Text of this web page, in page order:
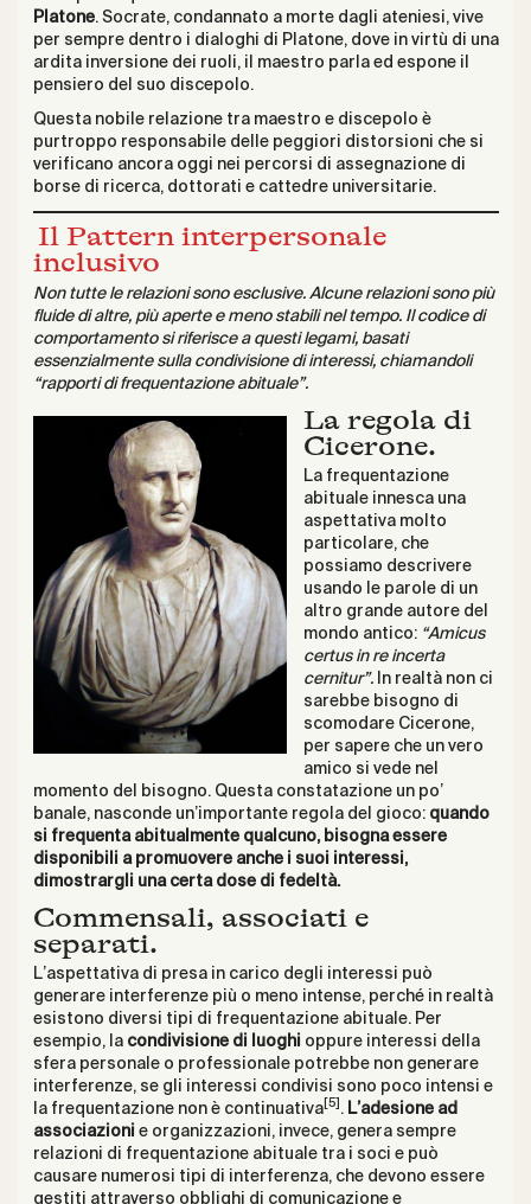
Platone. Socrate, condannato a morte dagli ateniesi, vive
per sempre dentro i dialoghi di Platone, dove in virtù di una
ardita inversione dei ruoli, il maestro parla ed espone il
pensiero del suo discepolo.
Questa nobile relazione tra maestro e discepolo è
purtroppo responsabile delle peggiori distorsioni che si
verificano ancora oggi nei percorsi di assegnazione di
borse di ricerca, dottorati e cattedre universitarie.
Il Pattern interpersonale
inclusivo
Non tutte le relazioni sono esclusive. Alcune relazioni sono più
fluide di altre, più aperte e meno stabili nel tempo. Il codice di
comportamento si riferisce a questi legami, basati
essenzialmente sulla condivisione di interessi, chiamandoli
“rapporti di frequentazione abituale”.
La regola di
Cicerone.
La frequentazione
abituale innesca una
aspettativa molto
particolare, che
possiamo descrivere
usando le parole di un
altro grande autore del
mondo antico: “Amicus
certus in re incerta
cernitur”. In realtà non ci
sarebbe bisogno di
scomodare Cicerone,
per sapere che un vero
amico si vede nel
momento del bisogno. Questa constatazione un po’
banale, nasconde un’importante regola del gioco: quando
si frequenta abitualmente qualcuno, bisogna essere
disponibili a promuovere anche i suoi interessi,
dimostrargli una certa dose di fedeltà.
Commensali, associati e
separati.
L’aspettativa di presa in carico degli interessi può
generare interferenze più o meno intense, perché in realtà
esistono diversi tipi di frequentazione abituale. Per
esempio, la condivisione di luoghi oppure interessi della
sfera personale o professionale potrebbe non generare
interferenze, se gli interessi condivisi sono poco intensi e
la frequentazione non è continuativa[5] . L’adesione ad
associazioni e organizzazioni, invece, genera sempre
relazioni di frequentazione abituale tra i soci e può
causare numerosi tipi di interferenza, che devono essere
gestiti attraverso obblighi di comunicazione e